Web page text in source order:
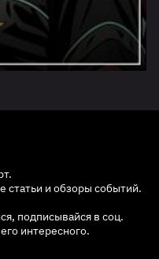
статьи и обзоры событий.
подписывайся в соц.
интересного.